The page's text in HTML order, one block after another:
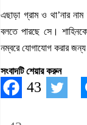
এছাড়া গ্রাম ও থা’নার
বলতে পারছে সে।
নম্বরে যোগাযোগ করার
সংবাদটি শেয়ার করুন
43